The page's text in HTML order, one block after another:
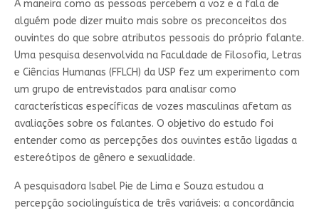
A maneira como as pessoas percebem a voz e a fala de
alguém pode dizer muito mais sobre os preconceitos dos
ouvintes do que sobre atributos pessoais do próprio falante.
Uma pesquisa desenvolvida na Faculdade de Filosofia, Letras
e Ciências Humanas (FFLCH) da USP fez um experimento com
um grupo de entrevistados para analisar como
características específicas de vozes masculinas afetam as
avaliações sobre os falantes. O objetivo do estudo foi
entender como as percepções dos ouvintes estão ligadas a
estereótipos de gênero e sexualidade.
A pesquisadora Isabel Pie de Lima e Souza estudou a
percepção sociolinguística de três variáveis: a concordância